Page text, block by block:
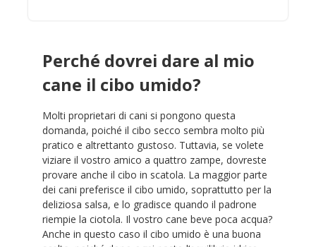
Perché dovrei dare al mio
cane il cibo umido?
Molti proprietari di cani si pongono questa
domanda, poiché il cibo secco sembra molto più
pratico e altrettanto gustoso. Tuttavia, se volete
viziare il vostro amico a quattro zampe, dovreste
provare anche il cibo in scatola. La maggior parte
dei cani preferisce il cibo umido, soprattutto per la
deliziosa salsa, e lo gradisce quando il padrone
riempie la ciotola. Il vostro cane beve poca acqua?
Anche in questo caso il cibo umido è una buona